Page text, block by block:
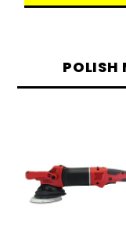
POLISH